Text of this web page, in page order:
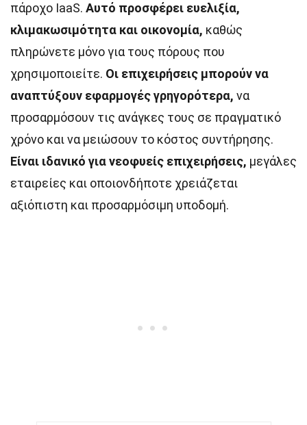
πάροχο IaaS. Αυτό προσφέρει ευελιξία,
κλιμακωσιμότητα και οικονομία, καθώς
πληρώνετε μόνο για τους πόρους που
χρησιμοποιείτε. Οι επιχειρήσεις μπορούν να
αναπτύξουν εφαρμογές γρηγορότερα, να
προσαρμόσουν τις ανάγκες τους σε πραγματικό
χρόνο και να μειώσουν το κόστος συντήρησης.
Είναι ιδανικό για νεοφυείς επιχειρήσεις, μεγάλες
εταιρείες και οποιονδήποτε χρειάζεται
αξιόπιστη και προσαρμόσιμη υποδομή.